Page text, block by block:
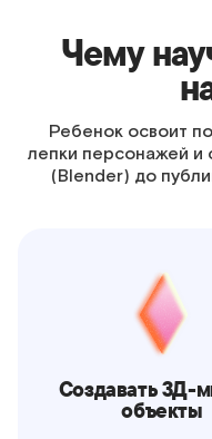
Чему
Ребенок освоит
лепки персонажей и
(Blender) до
Создавать 3Д-
объекты